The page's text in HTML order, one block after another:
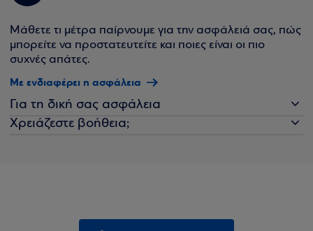
Μάθετε τι μέτρα παίρνουμε για την ασφάλειά σας, πώς
μπορείτε να προστατευτείτε και ποιες είναι οι πιο
συχνές απάτες.
Με ενδιαφέρει η ασφάλεια
Για τη δική σας ασφάλεια
Χρειάζεστε βοήθεια;